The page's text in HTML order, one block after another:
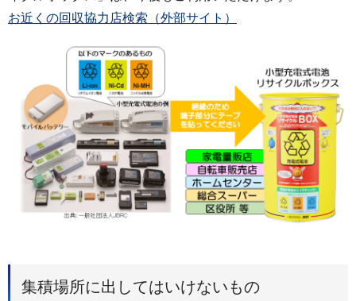
お近くの回収協力店検索（外部サイト）
集積場所に出してはいけないもの